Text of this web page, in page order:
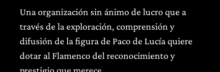
Una organización sin ánimo de lucro que a
través de la exploración, comprensión y
difusión de la figura de Paco de Lucía quiere
dotar al Flamenco del reconocimiento y